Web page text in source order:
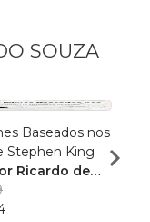
SOUZA
Baseados nos
de Stephen King
Ricardo de
R$